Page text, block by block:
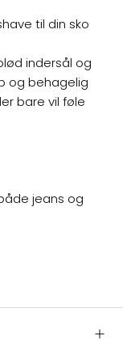
til din sko
indersål og
og behagelig
bare vil føle
jeans og